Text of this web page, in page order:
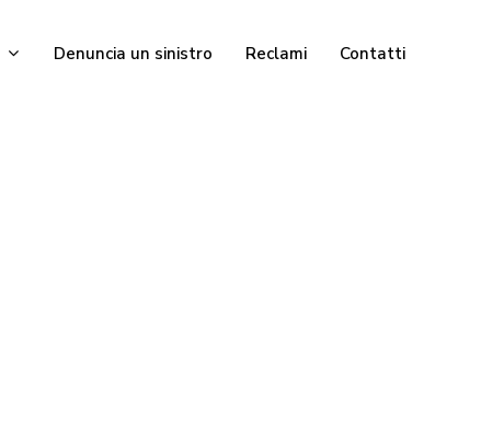
Denuncia un sinistro Reclami Contatti